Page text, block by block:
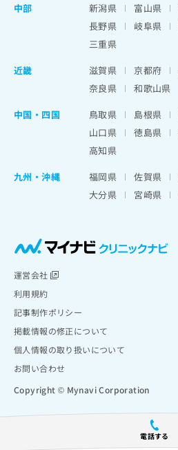
電話する
中部
新潟県 富山県
長野県
岐阜県
三重県
近畿
滋賀県 京都府
奈良県
和歌山県
中国・四国
鳥取県 島根県
山口県
徳島県
高知県
九州・沖縄
福岡県 佐賀県
大分県
宮崎県
運営会社
利用規約
記事制作ポリシー
掲載情報の修正について
個人情報の取り扱いについて
お問い合わせ
Copyright © Mynavi Corporation